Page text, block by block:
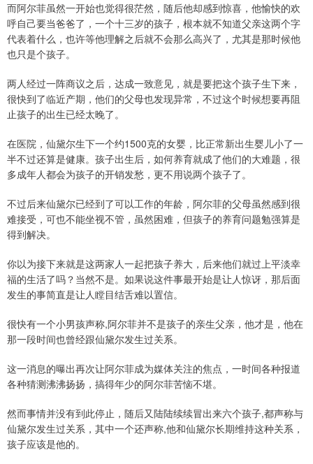
而阿尔菲虽然一开始也觉得很茫然，随后他却感到惊喜，他愉快的欢
呼自己要当爸爸了，一个十三岁的孩子，根本就不知道父亲这两个字
代表着什么，也许等他理解之后就不会那么高兴了，尤其是那时候他
也只是个孩子。
两人经过一阵商议之后，达成一致意见，就是要把这个孩子生下来，
很快到了临近产期，他们的父母也发现异常，不过这个时候想要再阻
止孩子的出生已经太晚了。
在医院，仙黛尔生下一个约1500克的女婴，比正常新出生婴儿小了一
半不过还算是健康。孩子出生后，如何养育就成了他们的大难题，很
多成年人都会为孩子的开销发愁，更不用说两个孩子了。
不过后来仙黛尔已经到了可以工作的年龄，阿尔菲的父母虽然感到很
难接受，可也不能坐视不管，虽然困难，但孩子的养育问题勉强算是
得到解决。
你以为接下来就是这两家人一起把孩子养大，后来他们就过上平淡幸
福的生活了吗？当然不是。如果说这件事最开始是让人惊讶，那后面
发生的事简直是让人瞠目结舌难以置信。
很快有一个小男孩声称,阿尔菲并不是孩子的亲生父亲，他才是，他在
那一段时间也曾经跟仙黛尔发生过关系。
这一消息的曝出再次让阿尔菲成为媒体关注的焦点，一时间各种报道
各种猜测沸沸扬扬，搞得年少的阿尔菲苦恼不堪。
然而事情并没有到此停止，随后又陆陆续续冒出来六个孩子,都声称与
仙黛尔发生过关系，其中一个还声称,他和仙黛尔长期维持这种关系，
孩子应该是他的。